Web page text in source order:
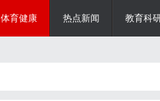
体育健康 热点新闻 教育科